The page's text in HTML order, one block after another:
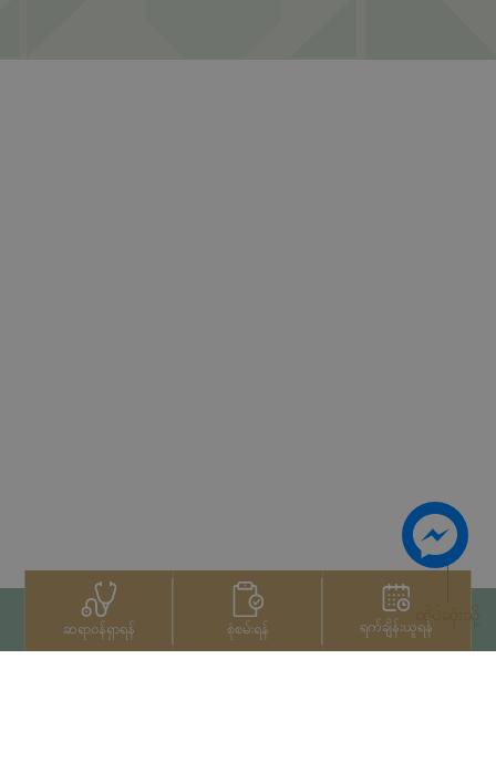
ဆရာဝန်ရှာရန် စုံစမ်းရန် ရက်ချိန်းယူရန်ထိပ်ဆုံးသို့